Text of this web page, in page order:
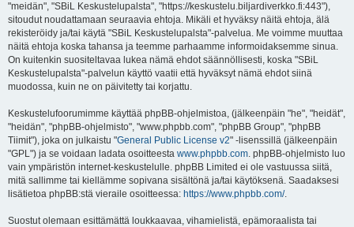
"meidän", "SBiL Keskustelupalsta", "https://keskustelu.biljardiverkko.fi:443"),
sitoudut noudattamaan seuraavia ehtoja. Mikäli et hyväksy näitä ehtoja, älä
rekisteröidy ja/tai käytä "SBiL Keskustelupalsta"-palvelua. Me voimme muuttaa
näitä ehtoja koska tahansa ja teemme parhaamme informoidaksemme sinua.
On kuitenkin suositeltavaa lukea nämä ehdot säännöllisesti, koska "SBiL
Keskustelupalsta"-palvelun käyttö vaatii että hyväksyt nämä ehdot siinä
muodossa, kuin ne on päivitetty tai korjattu.
Keskustelufoorumimme käyttää phpBB-ohjelmistoa, (jälkeenpäin "he", "heidät",
"heidän", "phpBB-ohjelmisto", "www.phpbb.com", "phpBB Group", "phpBB
Tiimit"), joka on julkaistu "General Public License v2" -lisenssillä (jälkeenpäin
"GPL") ja se voidaan ladata osoitteesta www.phpbb.com. phpBB-ohjelmisto luo
vain ympäristön internet-keskustelulle. phpBB Limited ei ole vastuussa siitä,
mitä sallimme tai kiellämme sopivana sisältönä ja/tai käytöksenä. Saadaksesi
lisätietoa phpBB:stä vieraile osoitteessa: https://www.phpbb.com/.
Suostut olemaan esittämättä loukkaavaa, vihamielistä, epämoraalista tai